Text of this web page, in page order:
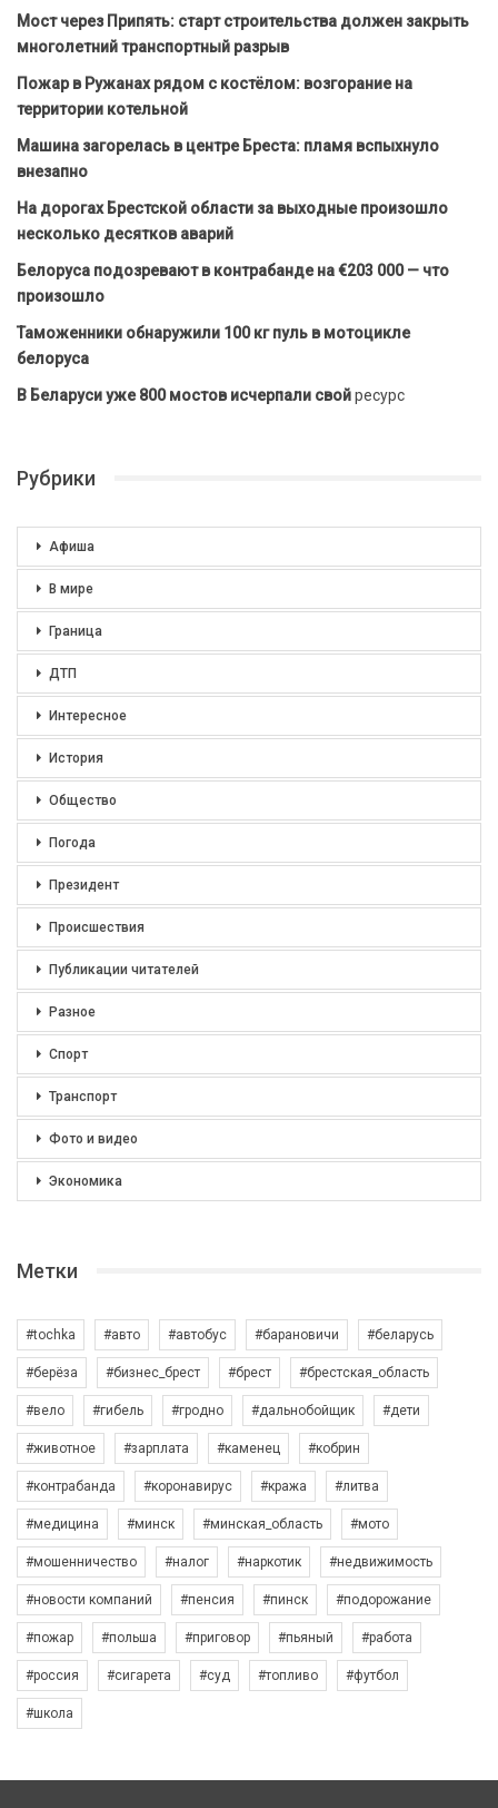
Мост через Припять: старт строительства должен закрыть
многолетний транспортный разрыв
Пожар в Ружанах рядом с костёлом: возгорание на
территории котельной
Машина загорелась в центре Бреста: пламя вспыхнуло
внезапно
На дорогах Брестской области за выходные произошло
несколько десятков аварий
Белоруса подозревают в контрабанде на €203 000 — что
произошло
Таможенники обнаружили 100 кг пуль в мотоцикле
белоруса
В Беларуси уже 800 мостов исчерпали свойресурс
Рубрики
Афиша
В мире
Граница
ДТП
Интересное
История
Общество
Погода
Президент
Происшествия
Публикации читателей
Разное
Спорт
Транспорт
Фото и видео
Экономика
Метки
#tochka #авто #автобус #барановичи #беларусь
#берёза #бизнес_брест #брест #брестская_область
#вело #гибель #гродно #дальнобойщик #дети
#животное #зарплата #каменец #кобрин
#контрабанда #коронавирус #кража #литва
#медицина #минск #минская_область #мото
#мошенничество #налог #наркотик #недвижимость
#новости компаний #пенсия #пинск #подорожание
#пожар #польша #приговор #пьяный #работа
#россия #сигарета #суд #топливо #футбол
#школа